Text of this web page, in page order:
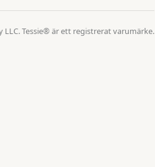
LLC. Tessie® är ett registrerat varumärke.